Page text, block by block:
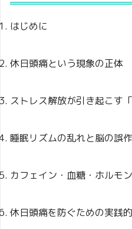
はじめに
休日頭痛という現象の正体
ストレス解放が引き起こす
睡眠リズムの乱れと脳の誤
カフェイン・血糖・ホルモ
休日頭痛を防ぐための実践